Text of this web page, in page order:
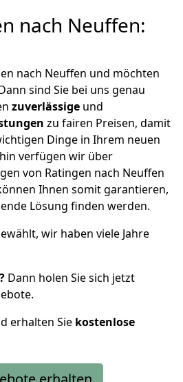
nach Neuffen:
nach Neuffen und möchten
sind Sie bei uns genau
zuverlässige und
zu fairen Preisen, damit
Dinge in Ihrem neuen
verfügen wir über
von Ratingen nach Neuffen
Ihnen somit garantieren,
Lösung finden werden.
wir haben viele Jahre
Dann holen Sie sich jetzt
erhalten Sie kostenlose